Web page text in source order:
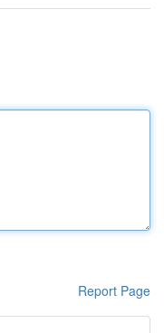
Report Page